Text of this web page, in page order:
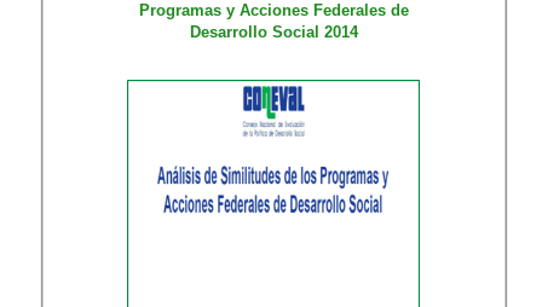
Programas y Acciones Federales de
Desarrollo Social 2014